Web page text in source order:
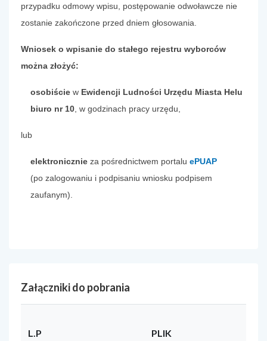
przypadku odmowy wpisu, postępowanie odwoławcze nie
zostanie zakończone przed dniem głosowania.
Wniosek o wpisanie do stałego rejestru wyborców
można złożyć:
osobiście w Ewidencji Ludności Urzędu Miasta Helu
biuro nr 10 , w godzinach pracy urzędu,
lub
elektronicznie za pośrednictwem portalu ePUAP
(po zalogowaniu i podpisaniu wniosku podpisem
zaufanym).
Załączniki do pobrania
L.P PLIK